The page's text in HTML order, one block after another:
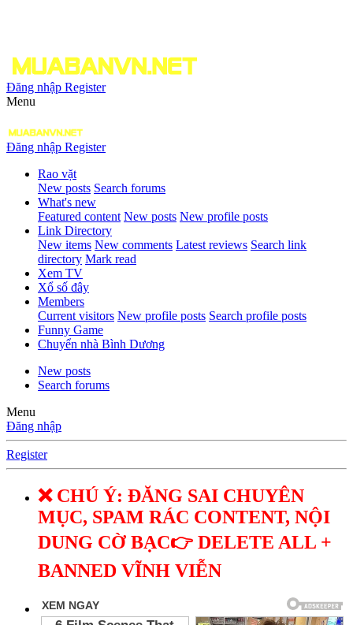
Đăng nhập Register
Menu
Đăng nhập Register
Rao vặt
New posts Search forums
What's new
Featured content New posts New profile posts
Link Directory
New items New comments Latest reviews Search link
directory Mark read
Xem TV
Xổ số đây
Members
Current visitors New profile posts Search profile posts
Funny Game
Chuyển nhà Bình Dương
New posts
Search forums
Menu
Đăng nhập
Register
❌ CHÚ Ý: ĐĂNG SAI CHUYÊN
MỤC, SPAM RÁC CONTENT, NỘI
DUNG CỜ BẠC👉 DELETE ALL +
BANNED VĨNH VIỄN